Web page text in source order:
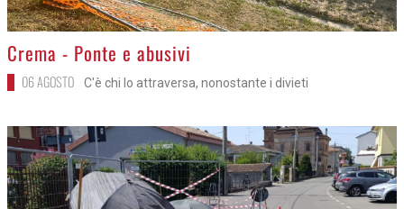
>
Crema - Ponte e abusivi
06 AGOSTO C'è chi lo attraversa, nonostante i divieti